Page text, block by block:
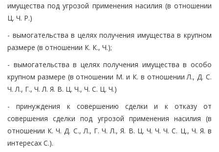
имущества под угрозой применения насилия (в отношении
Ц. Ч. Р.)
- вымогательства в целях получения имущества в крупном
размере (в отношении К. К., Ч.);
- вымогательства в целях получения имущества в особо
крупном размере (в отношении М. и К. в отношении Л., Д. С.
Ч. Л., Г., Ч. Л. Я. В. Ц. Ч., Ч. С. Ц. Ч.)
- принуждения к совершению сделки и к отказу от
совершения сделки под угрозой применения насилия (в
отношении К. Ч. Д. С., Л., Г. Ч. Л., Я. В. Ц. Ч. Ч. Ч. С. Ц., Ч. Я. в
интересах С.).